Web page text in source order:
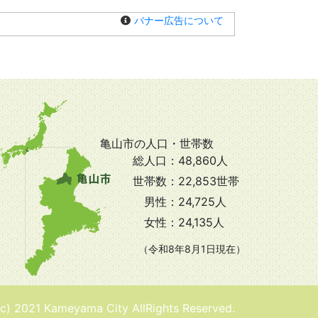
バナー広告について
亀山市の人口・世帯数
総人口： 48,860人
世帯数： 22,853世帯
男性： 24,725人
女性： 24,135人
（令和8年8月1日現在）
2021 Kameyama City AllRights Reserved.